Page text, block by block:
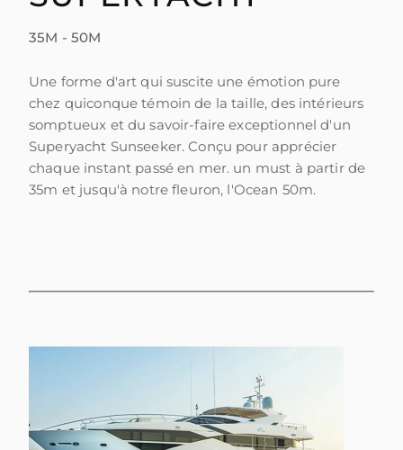
35M - 50M
Une forme d'art qui suscite une émotion pure
chez quiconque témoin de la taille, des intérieurs
somptueux et du savoir-faire exceptionnel d'un
Superyacht Sunseeker. Conçu pour apprécier
chaque instant passé en mer. un must à partir de
35m et jusqu'à notre fleuron, l'Ocean 50m.